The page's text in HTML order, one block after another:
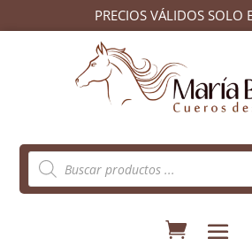
PRECIOS VÁLIDOS SOLO
Búsqueda
de
productos